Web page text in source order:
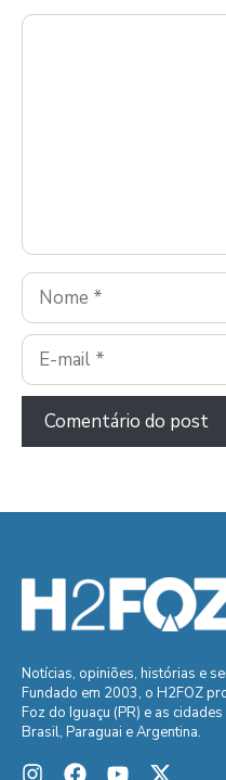
Comentário
Nome
E-
mail
Notícias, opiniões, histórias e
Fundado em 2003, o H2FOZ
Foz do Iguaçu (PR) e as
Brasil, Paraguai e Argentina.